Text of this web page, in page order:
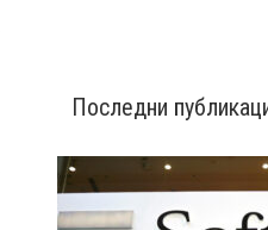
Последни